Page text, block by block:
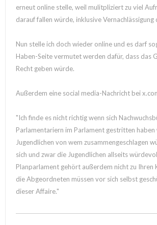
erneut online stelle, weil mulitpliziert zu viel
darauf fallen würde, inklusive
Nun stelle ich doch wieder online und es darf
Haben-Seite vermutet werden dafür, dass das
Recht geben würde.
Außerdem eine social media-Nachricht bei
"Ich finde es nicht richtig wenn sich
Parlamentariern im Parlament gestritten haben
Jugendlichen von wem zusammengeschlagen
sich und zwar die Jugendlichen allseits
Planparlament gehört außerdem nicht zu Ihren
die Abgeordneten müssen vor sich selbst
dieser Affaire."